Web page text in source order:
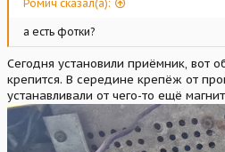
Ромич сказал(а):
а есть фотки?
Сегодня установили приёмник, вот
крепится. В середине крепёж от
устанавливали от чего-то ещё